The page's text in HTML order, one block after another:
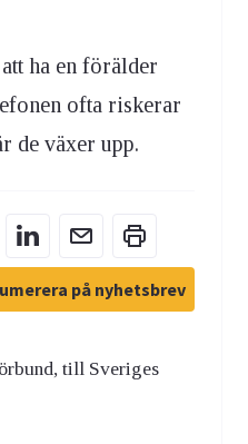
ha en förälder
ofta riskerar
de växer upp.
på nyhetsbrev
till Sveriges